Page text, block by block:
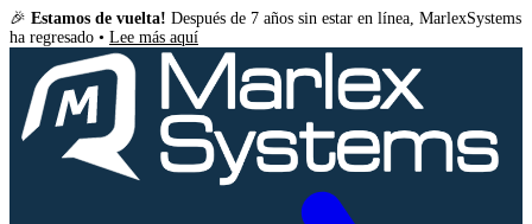
🎉 Estamos de vuelta! Después de 7 años sin estar en línea, MarlexSystems
ha regresado • Lee más aquí